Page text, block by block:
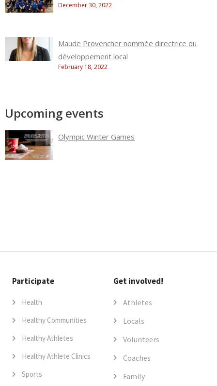
December 30, 2022
Maude Provencher nommée directrice du
développement local
February 18, 2022
Upcoming events
Olympic Winter Games
Participate
Health
Healthy Communities
Healthy Athletes
Healthy Athlete Clinics
Sports
Get involved!
Athletes
Locals
Volunteers
Coaches
Family